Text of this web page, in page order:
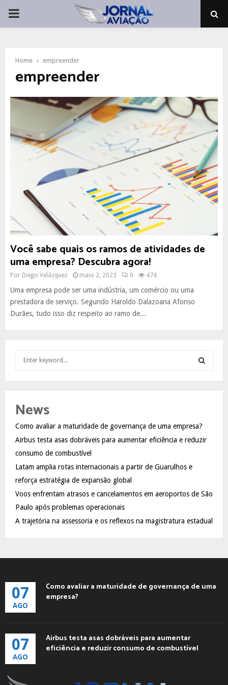
PRIMARY
Home empreender
empreender
Você sabe quais os ramos de atividades de
uma empresa? Descubra agora!
Por Diego Velázquez maio 2, 2023 0 474
Uma empresa pode ser uma indústria, um comércio ou uma
prestadora de serviço. Segundo Haroldo Dalazoana Afonso
Durães, tudo isso diz respeito ao ramo de...
h
o
r
:
R
News
Como avaliar a maturidade de governança de uma empresa?
Airbus testa asas dobráveis para aumentar eficiência e reduzir
consumo de combustível
Latam amplia rotas internacionais a partir de Guarulhos e
reforça estratégia de expansão global
Voos enfrentam atrasos e cancelamentos em aeroportos de São
Paulo após problemas operacionais
A trajetória na assessoria e os reflexos na magistratura estadual
07
AGO
Como avaliar a maturidade de governança de uma
empresa?
07
AGO
Airbus testa asas dobráveis para aumentar
eficiência e reduzir consumo de combustível